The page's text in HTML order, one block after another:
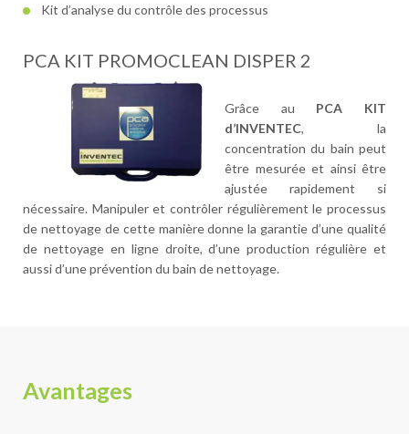
Kit d’analyse du contrôle des processus
PCA KIT PROMOCLEAN DISPER 2
Grâce au PCA KIT
d’INVENTEC, la
concentration du bain peut
être mesurée et ainsi être
ajustée rapidement si
nécessaire. Manipuler et contrôler régulièrement le processus
de nettoyage de cette manière donne la garantie d’une qualité
de nettoyage en ligne droite, d’une production régulière et
aussi d’une prévention du bain de nettoyage.
Avantages